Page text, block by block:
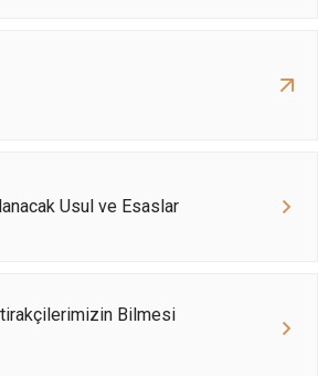
Usul ve Esaslar
Bilmesi